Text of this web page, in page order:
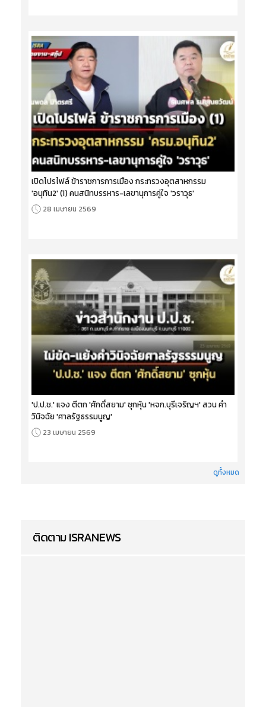
เปิดโปรไฟล์ ข้าราชการการเมือง กระทรวงอุตสาหกรรม
'อนุทิน2' (1) คนสนิทบรรหาร-เลขานุการคู่ใจ 'วราวุธ'
28 เมษายน 2569
'ป.ป.ช.' แจง ตีตก 'ศักดิ์สยาม' ซุกหุ้น 'หจก.บุรีเจริญฯ' สวน คำ
วินิจฉัย 'ศาลรัฐธรรมนูญ'
23 เมษายน 2569
ดูทั้งหมด
ติดตาม ISRANEWS